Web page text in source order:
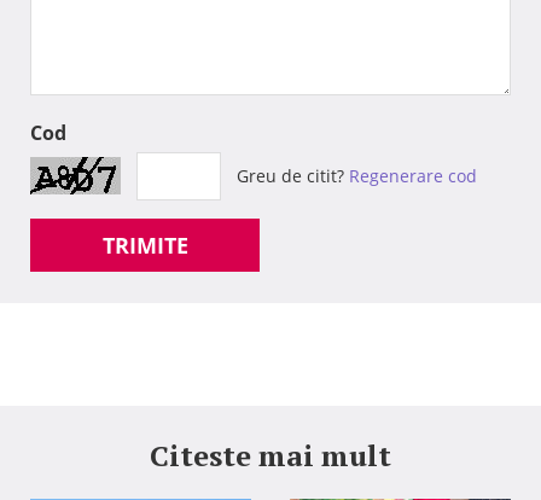
Cod
Greu de citit? Regenerare cod
TRIMITE
Citeste mai mult